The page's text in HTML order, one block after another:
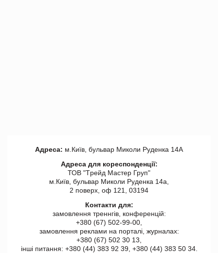
Адреса: м.Київ, бульвар Миколи Руденка 14А
Адреса для кореспонденції:
ТОВ "Tрейд Мастер Груп"
м.Київ, бульвар Миколи Руденка 14а,
2 поверх, оф 121, 03194
Контакти для:
замовлення треннгів, конференцій:
+380 (67) 502-99-00,
замовлення реклами на порталі, журналах:
+380 (67) 502 30 13,
інші питання: +380 (44) 383 92 39, +380 (44) 383 50 34.